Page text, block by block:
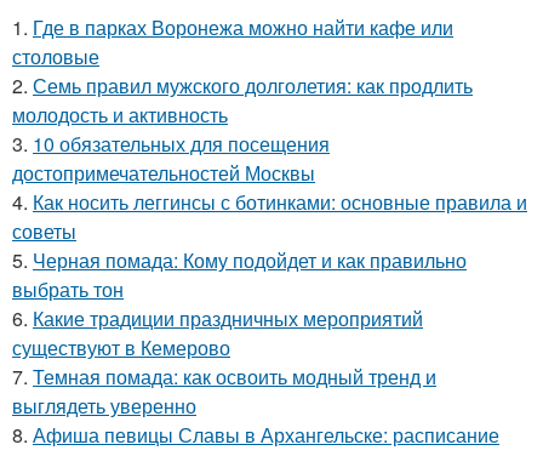
1. Где в парках Воронежа можно найти кафе или
столовые
2. Семь правил мужского долголетия: как продлить
молодость и активность
3. 10 обязательных для посещения
достопримечательностей Москвы
4. Как носить леггинсы с ботинками: основные правила и
советы
5. Черная помада: Кому подойдет и как правильно
выбрать тон
6. Какие традиции праздничных мероприятий
существуют в Кемерово
7. Темная помада: как освоить модный тренд и
выглядеть уверенно
8. Афиша певицы Славы в Архангельске: расписание